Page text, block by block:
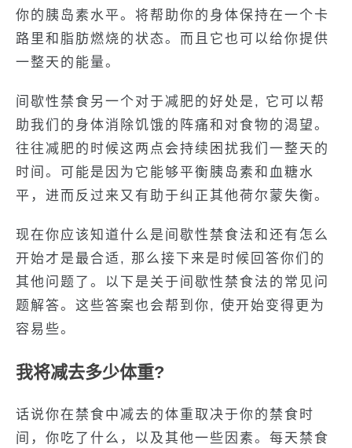
你的胰岛素水平。将帮助你的身体保持在一个卡
路里和脂肪燃烧的状态。而且它也可以给你提供
一整天的能量。
间歇性禁食另一个对于减肥的好处是, 它可以帮
助我们的身体消除饥饿的阵痛和对食物的渴望。
往往减肥的时候这两点会持续困扰我们一整天的
时间。可能是因为它能够平衡胰岛素和血糖水
平，进而反过来又有助于纠正其他荷尔蒙失衡。
现在你应该知道什么是间歇性禁食法和还有怎么
开始才是最合适, 那么接下来是时候回答你们的
其他问题了。以下是关于间歇性禁食法的常见问
题解答。这些答案也会帮到你, 使开始变得更为
容易些。
我将减去多少体重?
话说你在禁食中减去的体重取决于你的禁食时
间，你吃了什么，以及其他一些因素。每天禁食